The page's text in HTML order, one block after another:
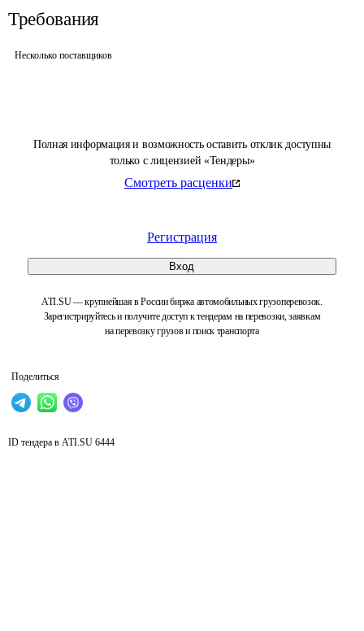
Полная информация и возможность оставить отклик доступны
только с лицензией «Тендеры»
Смотреть расценки
Регистрация
Вход
ATI.SU — крупнейшая в России биржа автомобильных грузоперевозок.
Зарегистрируйтесь и получите доступ к тендерам на перевозки, заявкам
на перевозку грузов и поиск транспорта
Поделиться
Требования
Несколько поставщиков
ID тендера в ATI.SU 6444